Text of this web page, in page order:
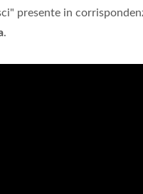
presente in
.